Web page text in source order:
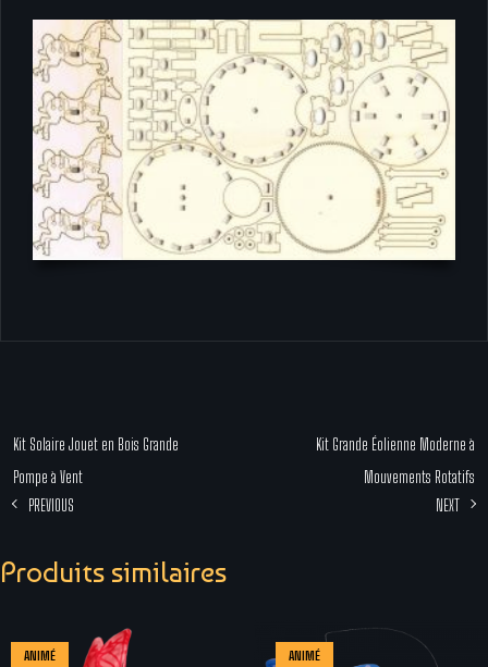
Kit Solaire Jouet en Bois Grande
Pompe à Vent
PREVIOUS
Kit Grande Éolienne Moderne à
Mouvements Rotatifs
NEXT
Produits similaires
ANIMÉ ANIMÉ